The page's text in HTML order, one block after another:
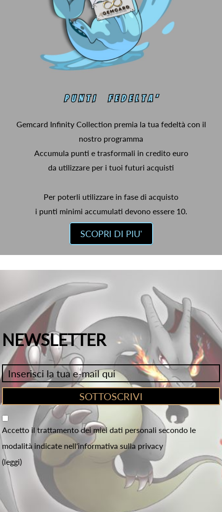
Gemcard Infinity Collection premia la tua fedeltà con il
nostro programma
Accumula punti e trasformali in credito euro
da utilizzare per i tuoi futuri acquisti
Per poterli utilizzare in fase di acquisto
i punti minimi accumulati devono essere 10.
SCOPRI DI PIU'
NEWSLETTER
Accetto il trattamento dei miei dati personali secondo le
modalità indicate nell'informativa sulla privacy
(leggi)